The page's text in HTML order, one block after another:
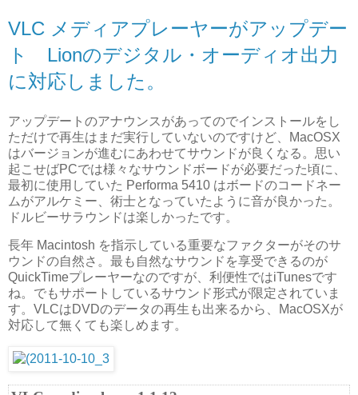
VLC メディアプレーヤーがアップデー
ト Lionのデジタル・オーディオ出力
に対応しました。
アップデートのアナウンスがあってのでインストールをし
ただけで再生はまだ実行していないのですけど、MacOSX
はバージョンが進むにあわせてサウンドが良くなる。思い
起こせばPCでは様々なサウンドボードが必要だった頃に、
最初に使用していた Performa 5410 はボードのコードネー
ムがアルケミー、術士となっていたように音が良かった。
ドルビーサラウンドは楽しかったです。
長年 Macintosh を指示している重要なファクターがそのサ
ウンドの自然さ。最も自然なサウンドを享受できるのが
QuickTimeプレーヤーなのですが、利便性ではiTunesです
ね。でもサポートしているサウンド形式が限定されていま
す。VLCはDVDのデータの再生も出来るから、MacOSXが
対応して無くても楽しめます。